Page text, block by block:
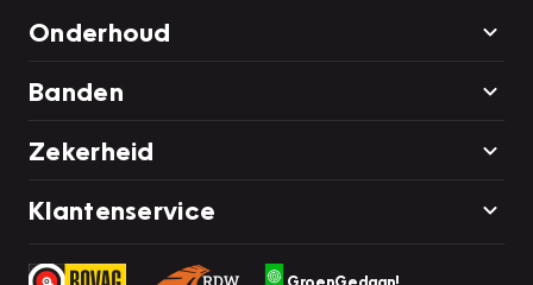
Onderhoud
Banden
Zekerheid
Klantenservice